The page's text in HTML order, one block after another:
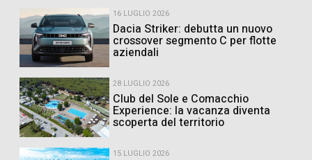
16 LUGLIO 2026
Dacia Striker: debutta un nuovo
crossover segmento C per flotte
aziendali
28 LUGLIO 2026
Club del Sole e Comacchio
Experience: la vacanza diventa
scoperta del territorio
15 LUGLIO 2026